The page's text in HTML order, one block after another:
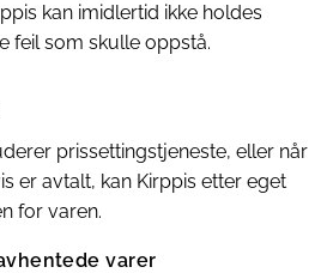
kan imidlertid ikke holdes
feil som skulle oppstå.
prissettingstjeneste, eller når
er avtalt, kan Kirppis etter eget
for varen.
varer